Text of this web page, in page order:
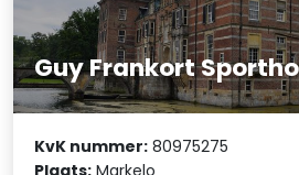
Guy Frankort
KvK nummer: 80975275